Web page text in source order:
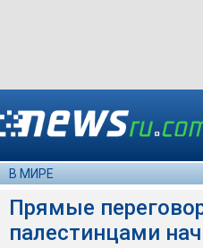
В МИРЕ
Прямые
палестинцами